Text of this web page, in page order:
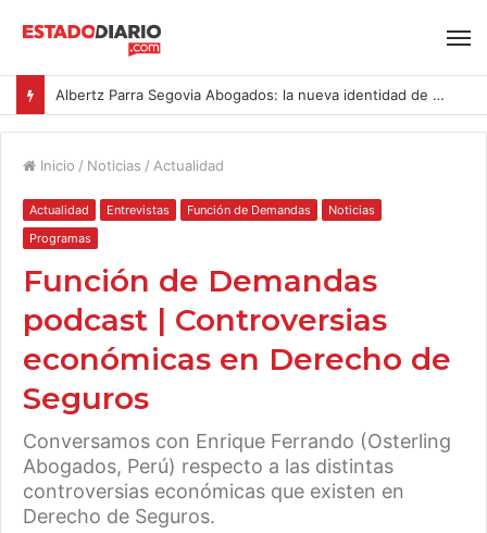
Albertz Parra Segovia Abogados: la nueva identidad de Segovia Consulting
Inicio / Noticias / Actualidad
Actualidad Entrevistas Función de Demandas
Noticias
Programas
Función de Demandas
podcast | Controversias
económicas en Derecho de
Seguros
Conversamos con Enrique Ferrando (Osterling
Abogados, Perú) respecto a las distintas
controversias económicas que existen en
Derecho de Seguros.